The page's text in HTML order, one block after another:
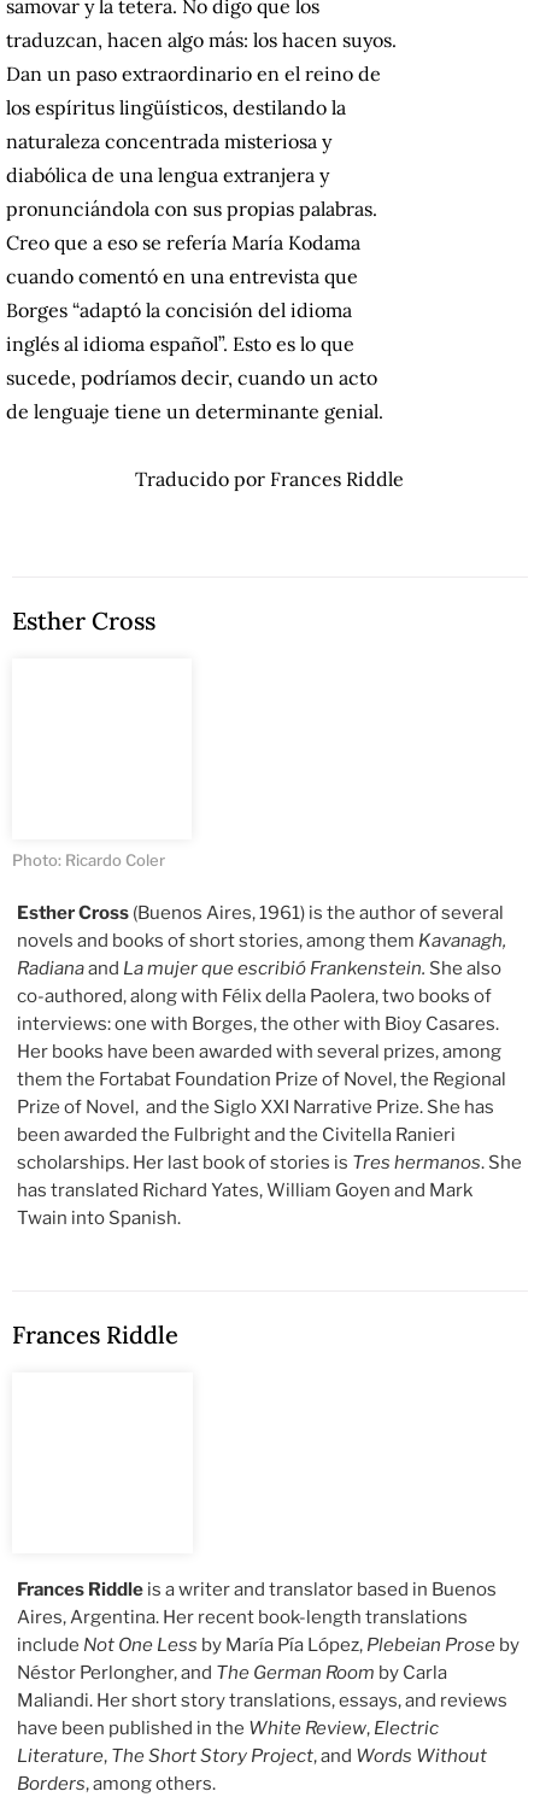
samovar y la tetera. No digo que los
traduzcan, hacen algo más: los hacen suyos.
Dan un paso extraordinario en el reino de
los espíritus lingüísticos, destilando la
naturaleza concentrada misteriosa y
diabólica de una lengua extranjera y
pronunciándola con sus propias palabras.
Creo que a eso se refería María Kodama
cuando comentó en una entrevista que
Borges “adaptó la concisión del idioma
inglés al idioma español”. Esto es lo que
sucede, podríamos decir, cuando un acto
de lenguaje tiene un determinante genial.
Traducido por Frances Riddle
Esther Cross
Photo: Ricardo Coler
Esther Cross (Buenos Aires, 1961) is the author of several
novels and books of short stories, among them Kavanagh,
Radianaand La mujer que escribió Frankenstein. She also
co-authored, along with Félix della Paolera, two books of
interviews: one with Borges, the other with Bioy Casares.
Her books have been awarded with several prizes, among
them the Fortabat Foundation Prize of Novel, the Regional
Prize of Novel, and the Siglo XXI Narrative Prize. She has
been awarded the Fulbright and the Civitella Ranieri
scholarships. Her last book of stories is Tres hermanos. She
has translated Richard Yates, William Goyen and Mark
Twain into Spanish.
Frances Riddle
Frances Riddle is a writer and translator based in Buenos
Aires, Argentina. Her recent book-length translations
include Not One Less by María Pía López, Plebeian Prose by
Néstor Perlongher, and The German Room by Carla
Maliandi. Her short story translations, essays, and reviews
have been published in the White Review, Electric
Literature, The Short Story Project, and Words Without
Borders, among others.